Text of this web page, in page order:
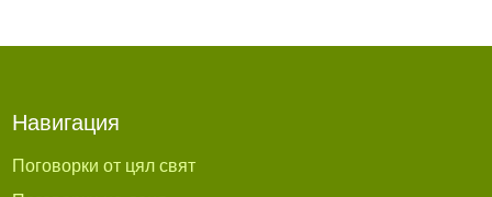
Навигация
Поговорки от цял свят